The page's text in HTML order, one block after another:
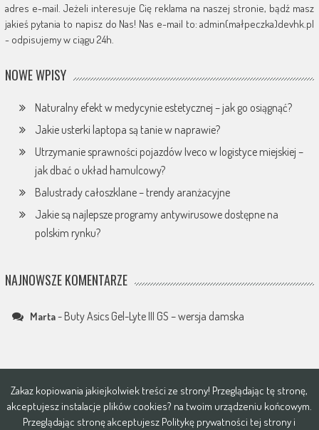
adres e-mail. Jeżeli interesuje Cię reklama na naszej stronie, bądź masz
jakieś pytania to napisz do Nas! Nas e-mail to: admin(małpeczka)devhk.pl
- odpisujemy w ciągu 24h.
NOWE WPISY
Naturalny efekt w medycynie estetycznej – jak go osiągnąć?
Jakie usterki laptopa są tanie w naprawie?
Utrzymanie sprawności pojazdów Iveco w logistyce miejskiej –
jak dbać o układ hamulcowy?
Balustrady całoszklane – trendy aranżacyjne
Jakie są najlepsze programy antywirusowe dostępne na
polskim rynku?
NAJNOWSZE KOMENTARZE
Marta- Buty Asics Gel-Lyte III GS – wersja damska
Zakaz kopiowania jakiejkolwiek treści ze strony! Przeglądając tę stronę,
akceptujesz instalacje plików cookies? na twoim urządzeniu końcowym.
Przeglądając stronę akceptujesz Politykę prywatności tej strony i